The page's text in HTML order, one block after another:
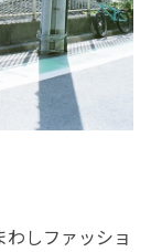
しファッショ